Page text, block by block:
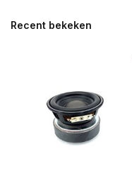
Recent bekeken